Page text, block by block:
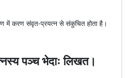
में करण संवृत-प्रयत्न से संकुचित होता है।
पञ्च भेदाः लिखत।